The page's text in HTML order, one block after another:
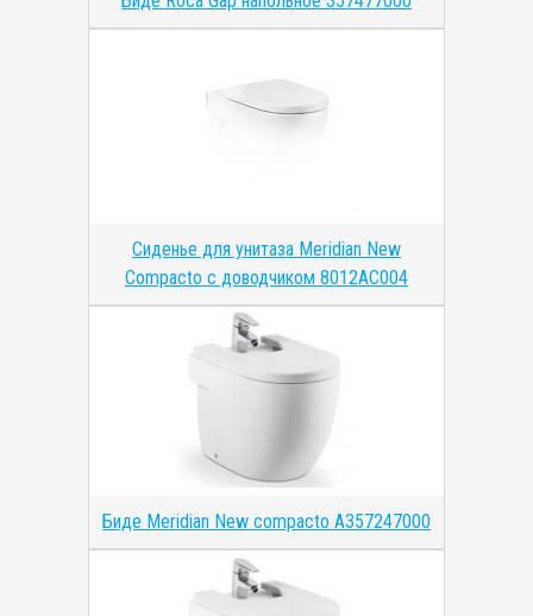
Сиденье для унитаза Meridian New
Compacto с доводчиком 8012AC004
Биде Meridian New compacto A357247000